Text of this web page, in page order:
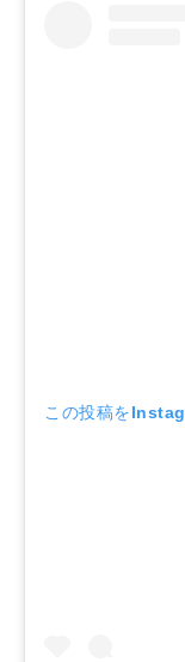
この投稿を